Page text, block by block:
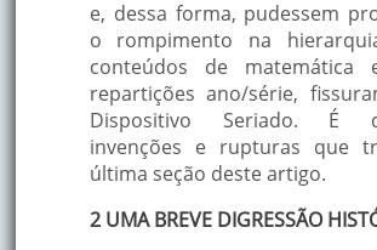
e, dessa forma, pudessem
o rompimento na
conteúdos de matemática
repartições ano/série,
Dispositivo Seriado. É
invenções e rupturas que
última seção deste artigo.
2 UMA BREVE DIGRESSÃO